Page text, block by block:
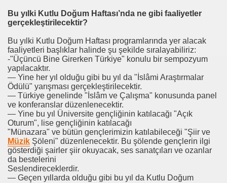
Bu yılki Kutlu Doğum Haftası’nda ne gibi faaliyetler
gerçekleştirilecektir?
Bu yılki Kutlu Doğum Haftası programlarında yer alacak
faaliyetleri başlıklar halinde şu şekilde sıralayabiliriz:
-"Üçüncü Bine Girerken Türkiye" konulu bir sempozyum
yapılacaktır.
— Yine her yıl olduğu gibi bu yıl da "İslâmi Araştırmalar
Ödülü" yarışması gerçekleştirilecektir.
— Türkiye genelinde "İslâm ve Çalışma" konusunda panel
ve konferanslar düzenlenecektir.
— Yine bu yıl Üniversite gençliğinin katılacağı "Açık
Oturum", lise gençliğinin katılacağı
"Münazara" ve bütün gençlerimizin katılabileceği "Şiir ve
Müzik Şöleni" düzenlenecektir. Bu şölende gençlerin ilgi
gösterdiği şairler şiir okuyacak, ses sanatçıları ve ozanlar
da bestelerini
Seslendireceklerdir.
— Geçen yıllarda olduğu gibi bu yıl da Kutlu Doğum